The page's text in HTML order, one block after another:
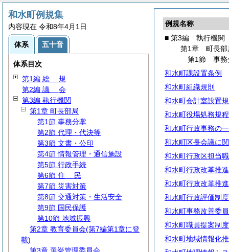
例規名称
■ 第3編 執行機関
第1章 町長部
第1節 事務
和水町課設置条例
和水町組織規則
和水町会計室設置
和水町役場処務規程
和水町行政事務の
和水町区長会議に
和水町行政区担当
和水町行政改革推
和水町行政改革推
和水町行政評価制
和水町事務改善委
和水町職員提案制
和水町地域情報化
和水町例規集
内容現在 令和8年4月1日
体系 五十音
体系目次
第1編 総 規
第2編 議 会
第3編 執行機関
第1章 町長部局
第1節 事務分掌
第2節 代理・代決等
第3節 文書・公印
第4節 情報管理・通信施設
第5節 行政手続
第6節 住
民
第7節 災害対策
第8節 交通対策・生活安全
第9節 国民保護
第10節 地域振興
第2章 教育委員会(第7編第1章に登
載)